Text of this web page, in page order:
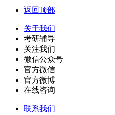
返回顶部
关于我们
考研辅导
关注我们
微信公众号
官方微信
官方微博
在线咨询
联系我们